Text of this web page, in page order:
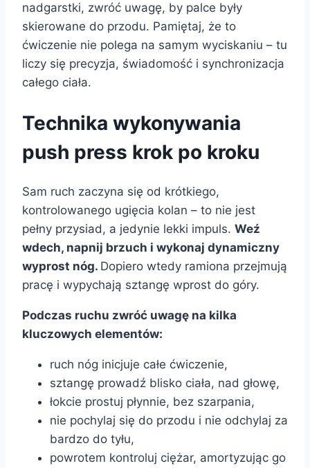
nadgarstki, zwróć uwagę, by palce były
skierowane do przodu. Pamiętaj, że to
ćwiczenie nie polega na samym wyciskaniu – tu
liczy się precyzja, świadomość i synchronizacja
całego ciała.
Technika wykonywania
push press krok po kroku
Sam ruch zaczyna się od krótkiego,
kontrolowanego ugięcia kolan – to nie jest
pełny przysiad, a jedynie lekki impuls. Weź
wdech, napnij brzuch i wykonaj dynamiczny
wyprost nóg. Dopiero wtedy ramiona przejmują
pracę i wypychają sztangę wprost do góry.
Podczas ruchu zwróć uwagę na kilka
kluczowych elementów:
ruch nóg inicjuje całe ćwiczenie,
sztangę prowadź blisko ciała, nad głowę,
łokcie prostuj płynnie, bez szarpania,
nie pochylaj się do przodu i nie odchylaj za
bardzo do tyłu,
powrotem kontroluj ciężar, amortyzując go